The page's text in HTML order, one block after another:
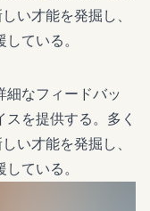
い才能を発掘し、
ている。
細なフィードバッ
を提供する。多く
い才能を発掘し、
ている。